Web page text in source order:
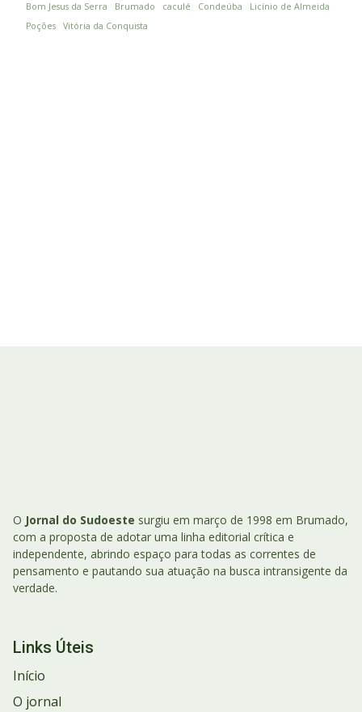
Bom Jesus da Serra Brumado caculé Condeúba
Licínio de Almeida
Poções
Vitória da Conquista
O Jornal do Sudoeste surgiu em março de 1998 em Brumado,
com a proposta de adotar uma linha editorial crítica e
independente, abrindo espaço para todas as correntes de
pensamento e pautando sua atuação na busca intransigente da
verdade.
Links Úteis
Início
O jornal